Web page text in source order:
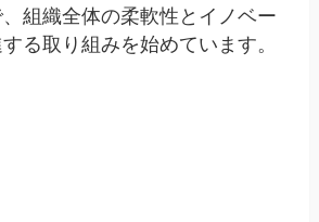
組織全体の柔軟性とイノベー
る取り組みを始めています。